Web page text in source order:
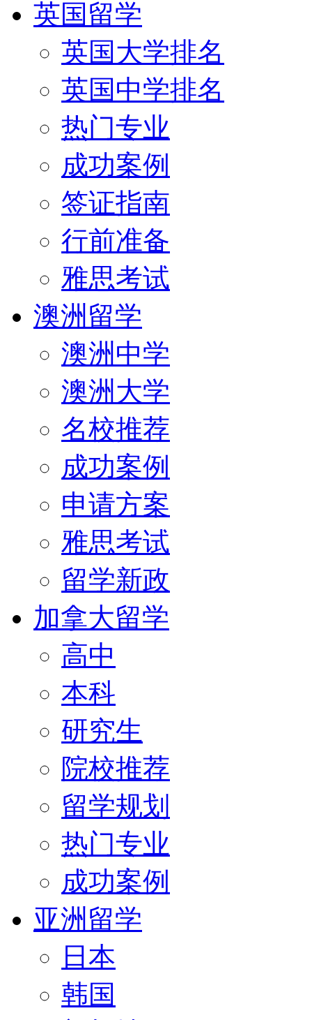
英国留学
英国大学排名
英国中学排名
热门专业
成功案例
签证指南
行前准备
雅思考试
澳洲留学
澳洲中学
澳洲大学
名校推荐
成功案例
申请方案
雅思考试
留学新政
加拿大留学
高中
本科
研究生
院校推荐
留学规划
热门专业
成功案例
亚洲留学
日本
韩国